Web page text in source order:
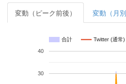
変動（ピーク前後） 変動（月別
合計 Twitter (通常)
30
40